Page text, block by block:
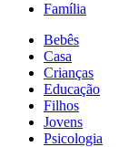
Família
Bebês
Casa
Crianças
Educação
Filhos
Jovens
Psicologia